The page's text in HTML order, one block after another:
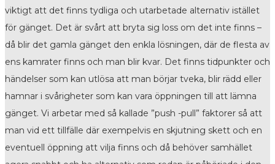
viktigt att det finns tydliga och utarbetade alternativ istället
för gänget. Det är svårt att bryta sig loss om det inte finns –
då blir det gamla gänget den enkla lösningen, där de flesta av
ens kamrater finns och man blir kvar. Det finns tidpunkter och
händelser som kan utlösa att man börjar tveka, blir rädd eller
hamnar i svårigheter som kan vara öppningen till att lämna
gänget. Vi arbetar med så kallade ”push -pull” faktorer så att
man vid ett tillfälle där exempelvis en skjutning skett och en
eventuell öppning att vilja finns och då behöver samhället